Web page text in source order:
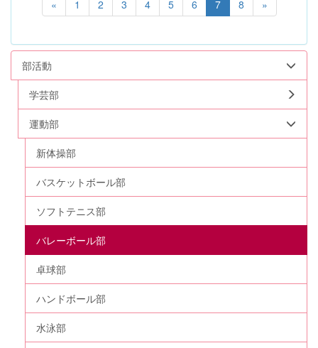
« 1 2 3 4 5 6 7 8 »
部活動
学芸部
運動部
新体操部
バスケットボール部
ソフトテニス部
バレーボール部
卓球部
ハンドボール部
水泳部